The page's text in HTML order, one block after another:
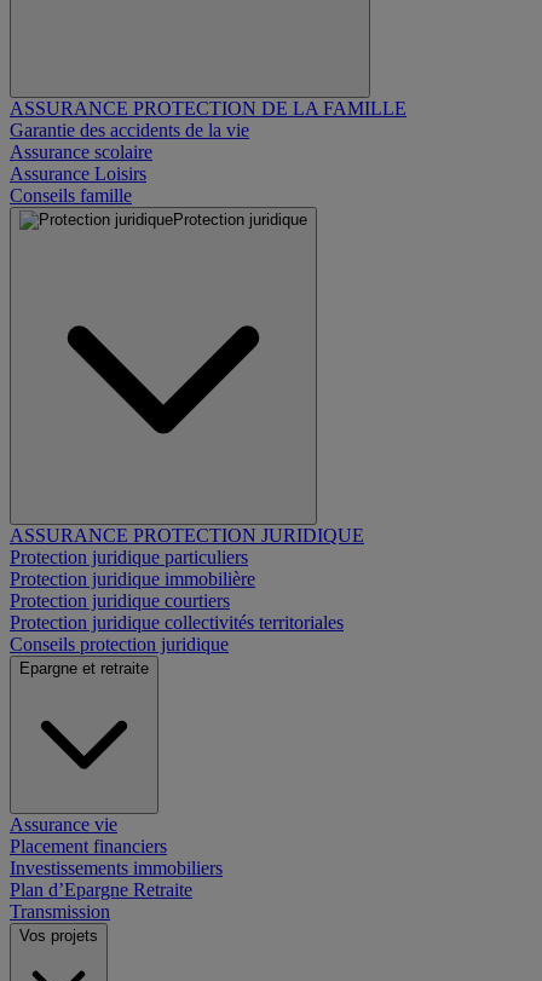
ASSURANCE PROTECTION DE LA FAMILLE
Garantie des accidents de la vie
Assurance scolaire
Assurance Loisirs
Conseils famille
Protection juridique
ASSURANCE PROTECTION JURIDIQUE
Protection juridique particuliers
Protection juridique immobilière
Protection juridique courtiers
Protection juridique collectivités territoriales
Conseils protection juridique
Epargne et retraite
Assurance vie
Placement financiers
Investissements immobiliers
Plan d’Epargne Retraite
Transmission
Vos projets